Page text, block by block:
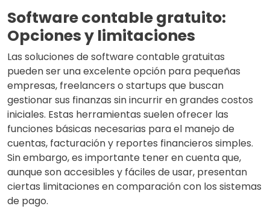
Software contable gratuito:
Opciones y limitaciones
Las soluciones de software contable gratuitas
pueden ser una excelente opción para pequeñas
empresas, freelancers o startups que buscan
gestionar sus finanzas sin incurrir en grandes costos
iniciales. Estas herramientas suelen ofrecer las
funciones básicas necesarias para el manejo de
cuentas, facturación y reportes financieros simples.
Sin embargo, es importante tener en cuenta que,
aunque son accesibles y fáciles de usar, presentan
ciertas limitaciones en comparación con los sistemas
de pago.